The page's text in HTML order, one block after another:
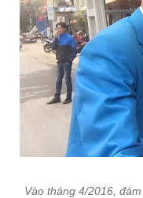
Vào tháng 4/2016,